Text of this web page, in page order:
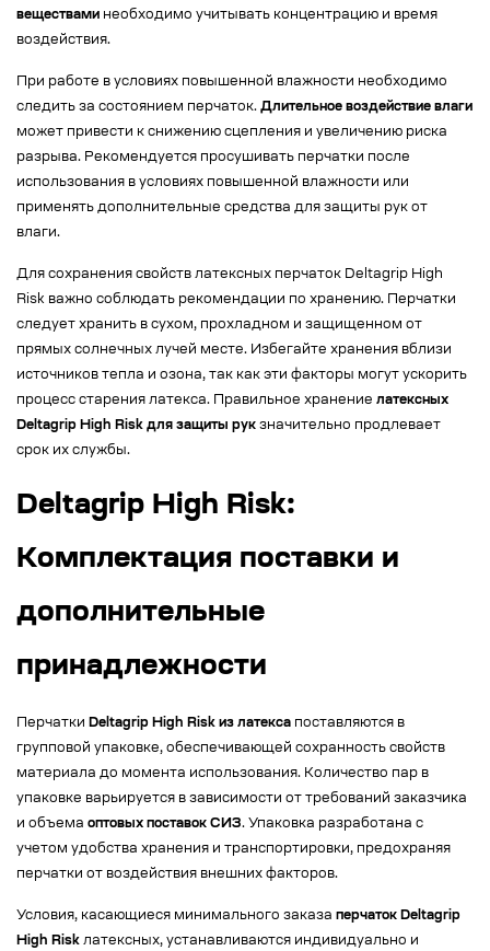
веществами необходимо учитывать концентрацию и время
воздействия.
При работе в условиях повышенной влажности необходимо
следить за состоянием перчаток. Длительное воздействие влаги
может привести к снижению сцепления и увеличению риска
разрыва. Рекомендуется просушивать перчатки после
использования в условиях повышенной влажности или
применять дополнительные средства для защиты рук от
влаги.
Для сохранения свойств латексных перчаток Deltagrip High
Risk важно соблюдать рекомендации по хранению. Перчатки
следует хранить в сухом, прохладном и защищенном от
прямых солнечных лучей месте. Избегайте хранения вблизи
источников тепла и озона, так как эти факторы могут ускорить
процесс старения латекса. Правильное хранение латексных
Deltagrip High Risk для защиты рук значительно продлевает
срок их службы.
Deltagrip High Risk:
Комплектация поставки и
дополнительные
принадлежности
Перчатки Deltagrip High Risk из латекса поставляются в
групповой упаковке, обеспечивающей сохранность свойств
материала до момента использования. Количество пар в
упаковке варьируется в зависимости от требований заказчика
и объема оптовых поставок СИЗ. Упаковка разработана с
учетом удобства хранения и транспортировки, предохраняя
перчатки от воздействия внешних факторов.
Условия, касающиеся минимального заказа перчаток Deltagrip
High Risk латексных, устанавливаются индивидуально и